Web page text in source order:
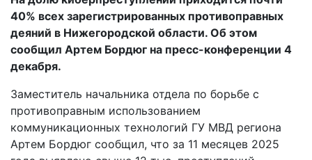
40% всех зарегистрированных противоправных
деяний в Нижегородской области. Об этом
сообщил Артем Бордюг на пресс-конференции 4
декабря.
Заместитель начальника отдела по борьбе с
противоправным использованием
коммуникационных технологий ГУ МВД региона
Артем Бордюг сообщил, что за 11 месяцев 2025